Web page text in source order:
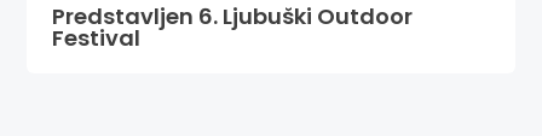
Predstavljen 6. Ljubuški Outdoor
Festival